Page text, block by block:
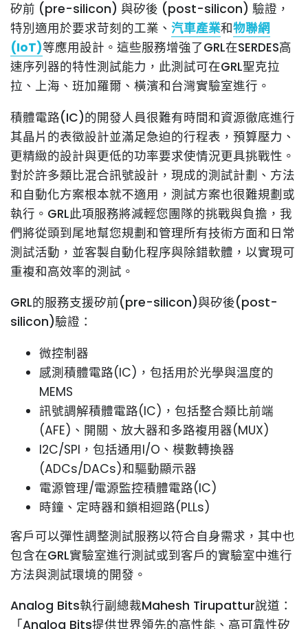
矽前 (pre-silicon) 與矽後 (post-silicon) 驗證，
特別適用於要求苛刻的工業、 汽車產業和物聯網
(IoT)等應用設計。這些服務增強了GRL在SERDES高
速序列器的特性測試能力，此測試可在GRL聖克拉
拉、上海、班加羅爾、橫濱和台灣實驗室進行。
積體電路(IC)的開發人員很難有時間和資源徹底進行
其晶片的表徵設計並滿足急迫的行程表，預算壓力、
更精緻的設計與更低的功率要求使情況更具挑戰性。
對於許多類比混合訊號設計，現成的測試計劃、方法
和自動化方案根本就不適用，測試方案也很難規劃或
執行。GRL此項服務將減輕您團隊的挑戰與負擔，我
們將從頭到尾地幫您規劃和管理所有技術方面和日常
測試活動，並客製自動化程序與除錯軟體，以實現可
重複和高效率的測試。
GRL的服務支援矽前(pre-silicon)與矽後(post-
silicon)驗證：
微控制器
感測積體電路(IC)，包括用於光學與溫度的
MEMS
訊號調解積體電路(IC)，包括整合類比前端
(AFE)、開關、放大器和多路複用器(MUX)
I2C/SPI，包括通用I/O、模數轉換器
(ADCs/DACs)和驅動顯示器
電源管理/電源監控積體電路(IC)
時鐘、定時器和鎖相迴路(PLLs)
客戶可以彈性調整測試服務以符合自身需求，其中也
包含在GRL實驗室進行測試或到客戶的實驗室中進行
方法與測試環境的開發。
Analog Bits執行副總裁Mahesh Tirupattur說道：
「Analog Bits提供世界領先的高性能、高可靠性矽